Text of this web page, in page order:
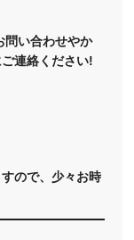
問い合わせやか
連絡ください!
ので、少々お時